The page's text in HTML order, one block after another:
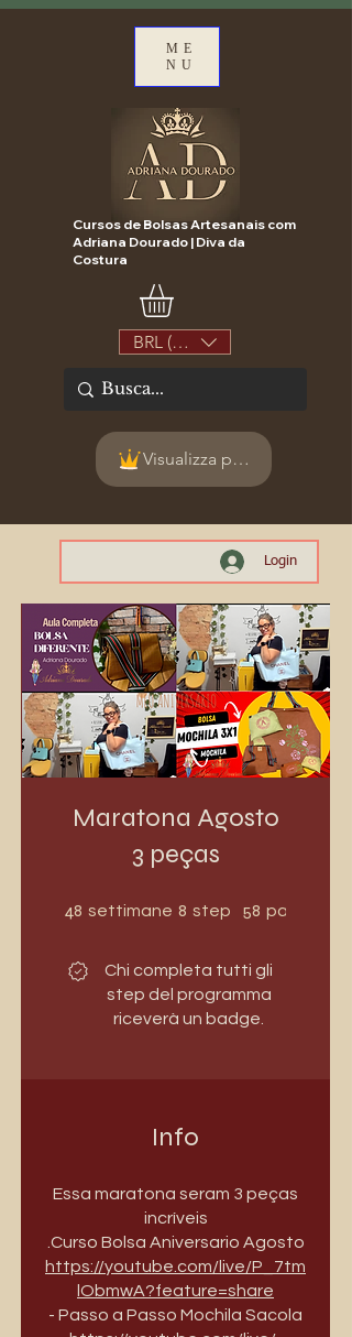
ME
NU
Cursos de Bolsas Artesanais com
Adriana Dourado | Diva da
Costura
BRL (R$)
Visualizza punti
Login
Maratona Agosto
3 peças
48 settimane 48 settimane
8 step 8 step
58
Chi completa tutti gli
step del programma
riceverà un badge.
Info
Essa maratona seram 3 peças
incríveis
https://youtube.com/live/P_7tm
lObmwA?feature=share